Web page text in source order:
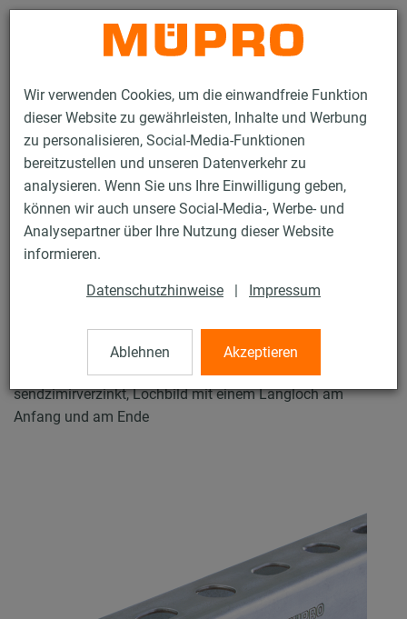
Wir verwenden Cookies, um die einwandfreie Funktion
dieser Website zu gewährleisten, Inhalte und Werbung
zu personalisieren, Social-Media-Funktionen
bereitzustellen und unseren Datenverkehr zu
analysieren. Wenn Sie uns Ihre Einwilligung geben,
können wir auch unsere Social-Media-, Werbe- und
Analysepartner über Ihre Nutzung dieser Website
informieren.
Datenschutzhinweise | Impressum
Ablehnen Akzeptieren
Kontakt
Produkte Befestigungstechnik
Installationsschienen
MPC-Systemschienen
MPC-Systemschienen
MPC-Systemschiene 38/40, Länge: 1.000 mm,
sendzimirverzinkt, Lochbild mit einem Langloch am
Anfang und am Ende